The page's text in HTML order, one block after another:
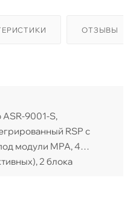
ОТЗЫВЫ
9001-S,
RSP c
модули MPA, 4
2 блока